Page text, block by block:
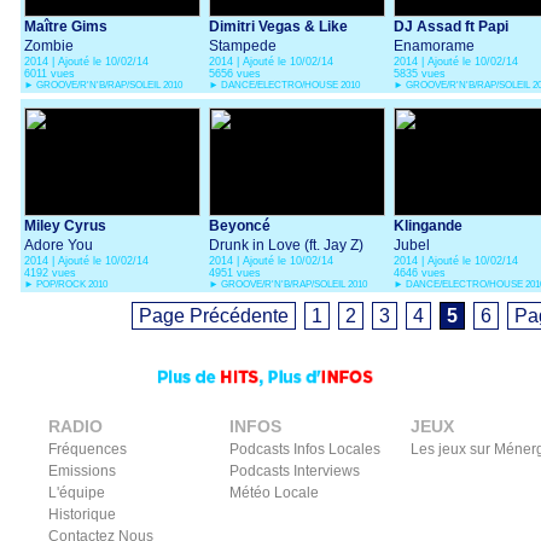
Maître Gims
Zombie
2014 | Ajouté le 10/02/14
6011 vues
► GROOVE/R'N'B/RAP/SOLEIL 2010
Dimitri Vegas & Like
Mike vs DVBBS &
Borgeous
Stampede
2014 | Ajouté le 10/02/14
5656 vues
► DANCE/ELECTRO/HOUSE 2010
DJ Assad ft Papi
Sanchez & Luyanna
Enamorame
2014 | Ajouté le 10/02/14
5835 vues
► GROOVE/R'N'B/RAP/SOLEIL
Miley Cyrus
Adore You
2014 | Ajouté le 10/02/14
4192 vues
► POP/ROCK 2010
Beyoncé
Drunk in Love (ft. Jay Z)
2014 | Ajouté le 10/02/14
4951 vues
► GROOVE/R'N'B/RAP/SOLEIL 2010
Klingande
Jubel
2014 | Ajouté le 10/02/14
4646 vues
► DANCE/ELECTRO/HOUSE
Page Précédente 1 2 3 4 5 6
RADIO
Fréquences
Emissions
L'équipe
Historique
Contactez Nous
INFOS
Podcasts Infos Locales
Podcasts Interviews
Météo Locale
JEUX
Les jeux sur